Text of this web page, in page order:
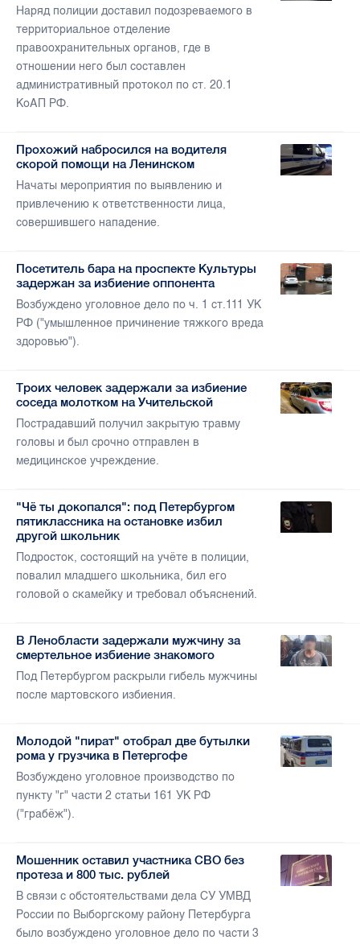
Наряд полиции доставил подозреваемого в
территориальное отделение
правоохранительных органов, где в
отношении него был составлен
административный протокол по ст. 20.1
КоАП РФ.
Прохожий набросился на водителя
скорой помощи на Ленинском
Начаты мероприятия по выявлению и
привлечению к ответственности лица,
совершившего нападение.
Посетитель бара на проспекте Культуры
задержан за избиение оппонента
Возбуждено уголовное дело по ч. 1 ст.111 УК
РФ ("умышленное причинение тяжкого вреда
здоровью").
Троих человек задержали за избиение
соседа молотком на Учительской
Пострадавший получил закрытую травму
головы и был срочно отправлен в
медицинское учреждение.
"Чё ты докопался": под Петербургом
пятиклассника на остановке избил
другой школьник
Подросток, состоящий на учёте в полиции,
повалил младшего школьника, бил его
головой о скамейку и требовал объяснений.
В Ленобласти задержали мужчину за
смертельное избиение знакомого
Под Петербургом раскрыли гибель мужчины
после мартовского избиения.
Молодой "пират" отобрал две бутылки
рома у грузчика в Петергофе
Возбуждено уголовное производство по
пункту "г" части 2 статьи 161 УК РФ
("грабёж").
Мошенник оставил участника СВО без
протеза и 800 тыс. рублей
В связи с обстоятельствами дела СУ УМВД
России по Выборгскому району Петербурга
было возбуждено уголовное дело по части 3